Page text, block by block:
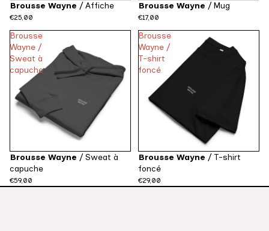
Brousse Wayne /Affiche
€25,00
Brousse Wayne /Mug
€17,00
Brousse
Wayne /
Sweat à
capuche
Brousse Wayne /Sweat à
capuche
€59,00
Brousse
Wayne /
T-shirt
foncé
Brousse Wayne / T-shirt
foncé
€29,00